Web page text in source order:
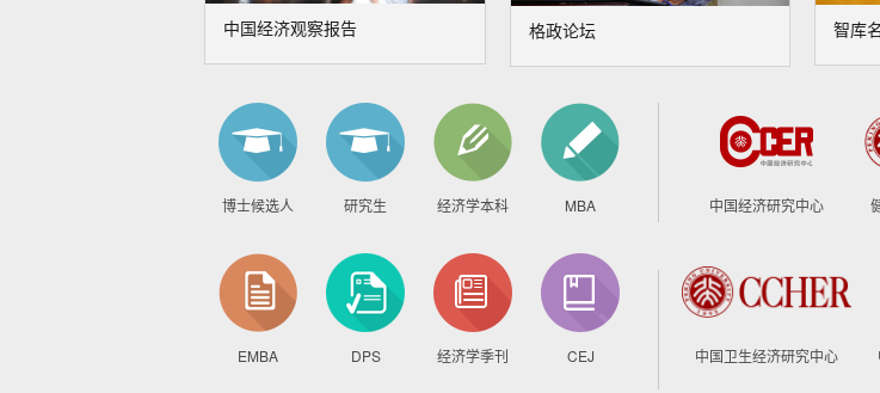
中国经济观察报告 格政论坛 智库
博士候选人 研究生 经济学本科 MBA
EMBA DPS 经济学季刊 CEJ
中国经济研究中心
中国卫生经济研究中心